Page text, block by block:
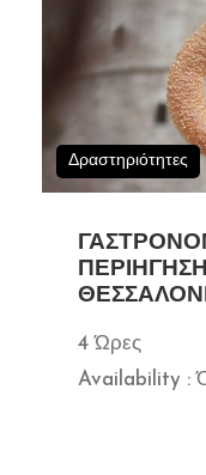
Δραστηριότητες
4 Ώρες
Availability :